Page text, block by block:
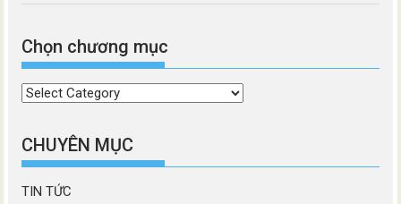
Chọn chương mục
Chọn
mục
CHUYÊN MỤC
TIN TỨC